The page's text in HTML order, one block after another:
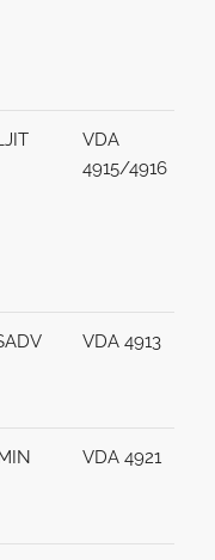
VDA
4915/4916
VDA 4913
VDA 4921